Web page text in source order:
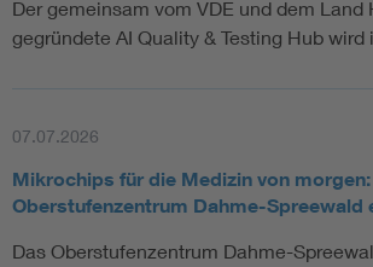
Der gemeinsam vom VDE und dem Land
gegründete AI Quality & Testing Hub
07.07.2026
Mikrochips für die Medizin von morgen:
Oberstufenzentrum Dahme-
Das Oberstufenzentrum Dahme-